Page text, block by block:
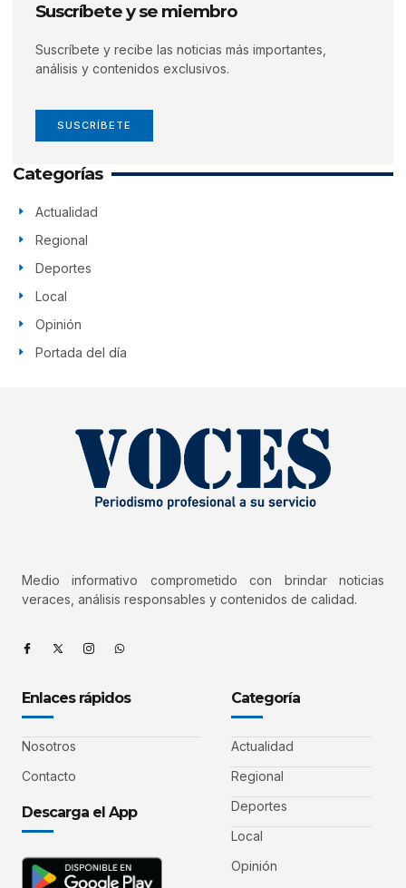
Suscríbete y se miembro
Suscríbete y recibe las noticias más importantes,
análisis y contenidos exclusivos.
SUSCRÍBETE
Categorías
Actualidad
Regional
Deportes
Local
Opinión
Portada del día
Medio informativo comprometido con brindar noticias
veraces, análisis responsables y contenidos de calidad.
Enlaces rápidos
Nosotros
Contacto
Descarga el App
Categoría
Actualidad
Regional
Deportes
Local
Opinión